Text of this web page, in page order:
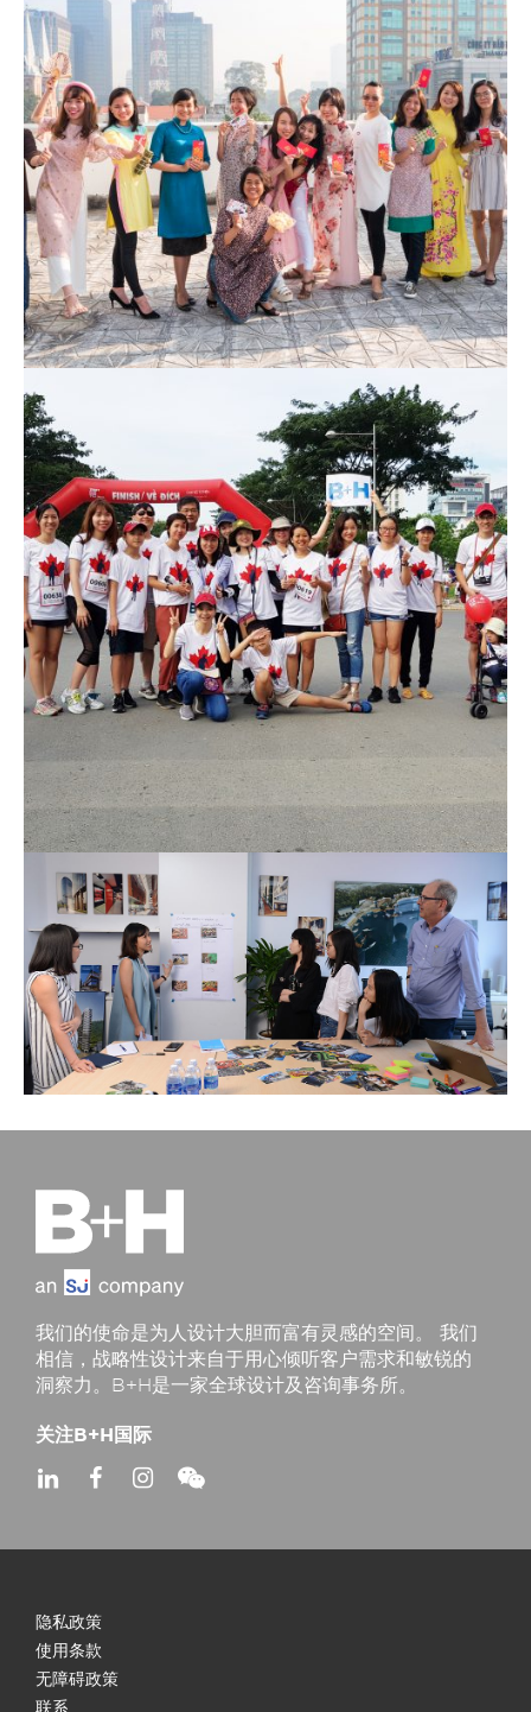
我们的使命是为人设计大胆而富有灵感的空间。 我们
相信，战略性设计来自于用心倾听客户需求和敏锐的
洞察力。B+H是一家全球设计及咨询事务所。
关注B+H国际
隐私政策
使用条款
无障碍政策
联系